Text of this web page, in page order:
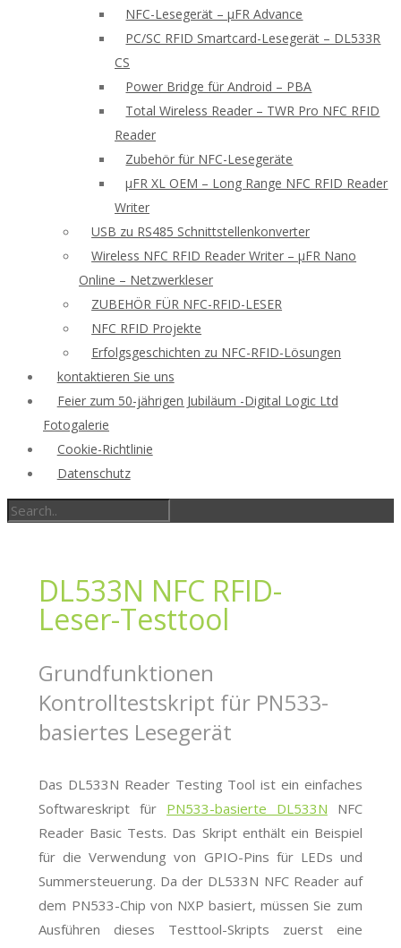
NFC-Lesegerät – μFR Advance
PC/SC RFID Smartcard-Lesegerät – DL533R
CS
Power Bridge für Android – PBA
Total Wireless Reader – TWR Pro NFC RFID
Reader
Zubehör für NFC-Lesegeräte
μFR XL OEM – Long Range NFC RFID Reader
Writer
USB zu RS485 Schnittstellenkonverter
Wireless NFC RFID Reader Writer – μFR Nano
Online – Netzwerkleser
ZUBEHÖR FÜR NFC-RFID-LESER
NFC RFID Projekte
Erfolgsgeschichten zu NFC-RFID-Lösungen
kontaktieren Sie uns
Feier zum 50-jährigen Jubiläum -Digital Logic Ltd
Fotogalerie
Cookie-Richtlinie
Datenschutz
DL533N NFC RFID-
Leser-Testtool
Grundfunktionen
Kontrolltestskript für PN533-
basiertes Lesegerät
Das DL533N Reader Testing Tool ist ein einfaches
Softwareskript für PN533-basierte DL533N NFC
Reader Basic Tests. Das Skript enthält ein Beispiel
für die Verwendung von GPIO-Pins für LEDs und
Summersteuerung. Da der DL533N NFC Reader auf
dem PN533-Chip von NXP basiert, müssen Sie zum
Ausführen dieses Testtool-Skripts zuerst eine